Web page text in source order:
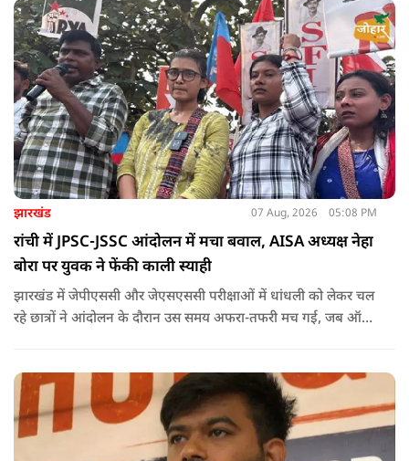
झारखंड 07 Aug, 2026 05:08 PM
रांची में JPSC-JSSC आंदोलन में मचा बवाल, AISA अध्यक्ष नेहा
बोरा पर युवक ने फेंकी काली स्याही
झारखंड में जेपीएससी और जेएसएससी परीक्षाओं में धांधली को लेकर चल
रहे छात्रों ने आंदोलन के दौरान उस समय अफरा-तफरी मच गई, जब ऑल